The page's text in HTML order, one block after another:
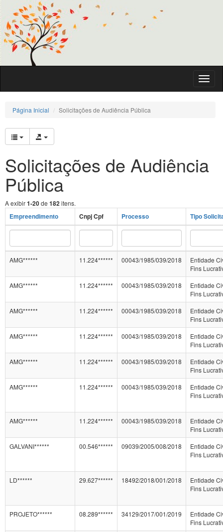
Toggle
Página Inicial Solicitações de Audiência Pública
Solicitações de Audiência
Pública
A exibir1-20de 182itens.
Empreendimento Cnpj Cpf Processo Tipo
AMG****** 11.224****** 00043/1985/039/2018
Entidade
Fins
AMG******
11.224****** 00043/1985/039/2018
Entidade
Fins
AMG******
11.224****** 00043/1985/039/2018
Entidade
Fins
AMG******
11.224****** 00043/1985/039/2018
Entidade
Fins
AMG******
11.224****** 00043/1985/039/2018
Entidade
Fins
AMG******
11.224****** 00043/1985/039/2018
Entidade
Fins
AMG****** 11.224****** 00043/1985/039/2018
Entidade
Fins
GALVANI******
00.546****** 09039/2005/008/2018
Entidade
Fins
LD****** 29.627****** 18492/2018/001/2018
Entidade
Fins
PROJETO****** 08.289****** 34129/2017/001/2019
Entidade
Fins